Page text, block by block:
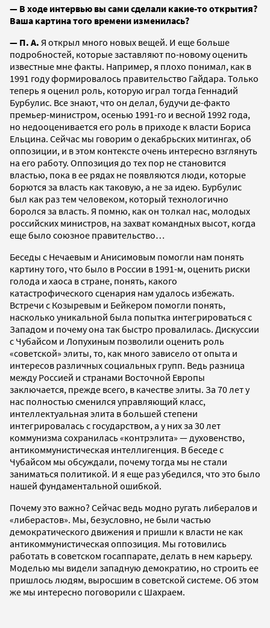
— В ходе интервью вы сами сделали какие-то открытия?
Ваша картина того времени изменилась?
— П. А. Я открыл много новых вещей. И еще больше
подробностей, которые заставляют по-новому оценить
известные мне факты. Например, я плохо понимал, как в
1991 году формировалось правительство Гайдара. Только
теперь я оценил роль, которую играл тогда Геннадий
Бурбулис. Все знают, что он делал, будучи де-факто
премьер-министром, осенью 1991-го и весной 1992 года,
но недооценивается его роль в приходе к власти Бориса
Ельцина. Сейчас мы говорим о декабрьских митингах, об
оппозиции, и в этом контексте очень интересно взглянуть
на его работу. Оппозиция до тех пор не становится
властью, пока в ее рядах не появляются люди, которые
борются за власть как таковую, а не за идею. Бурбулис
был как раз тем человеком, который технологично
боролся за власть. Я помню, как он толкал нас, молодых
российских министров, на захват командных высот, когда
еще было союзное правительство…
Беседы с Нечаевым и Анисимовым помогли нам понять
картину того, что было в России в 1991-м, оценить риски
голода и хаоса в стране, понять, какого
катастрофического сценария нам удалось избежать.
Встречи с Козыревым и Бейкером помогли понять,
насколько уникальной была попытка интегрироваться с
Западом и почему она так быстро провалилась. Дискуссии
с Чубайсом и Лопухиным позволили оценить роль
«советской» элиты, то, как много зависело от опыта и
интересов различных социальных групп. Ведь разница
между Россией и странами Восточной Европы
заключается, прежде всего, в качестве элиты. За 70 лет у
нас полностью сменился управляющий класс,
интеллектуальная элита в большей степени
интегрировалась с государством, а у них за 30 лет
коммунизма сохранилась «контрэлита» — духовенство,
антикоммунистическая интеллигенция. В беседе с
Чубайсом мы обсуждали, почему тогда мы не стали
заниматься политикой. И я еще раз убедился, что это было
нашей фундаментальной ошибкой.
Почему это важно? Сейчас ведь модно ругать либералов и
«либерастов». Мы, безусловно, не были частью
демократического движения и пришли к власти не как
антикоммунистическая оппозиция. Мы готовились
работать в советском госаппарате, делать в нем карьеру.
Моделью мы видели западную демократию, но строить ее
пришлось людям, выросшим в советской системе. Об этом
же мы интересно поговорили с Шахраем.